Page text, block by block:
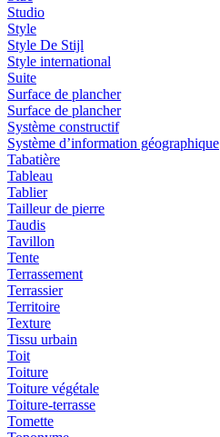
Studio
Style
Style De Stijl
Style international
Suite
Surface de plancher
Surface de plancher
Système constructif
Système d’information géographique
Tabatière
Tableau
Tablier
Tailleur de pierre
Taudis
Tavillon
Tente
Terrassement
Terrassier
Territoire
Texture
Tissu urbain
Toit
Toiture
Toiture végétale
Toiture-terrasse
Tomette